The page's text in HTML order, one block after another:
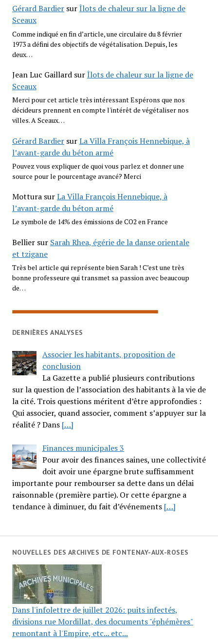
Gérard BardiersurÎlots de chaleur sur la ligne de
Sceaux
Comme indiqué en fin d’article, une circulaire du 8 février
1973 a défini des objectifs de végétalisation. Depuis, les
deux…
Jean Luc GaillardsurÎlots de chaleur sur la ligne de
Sceaux
Merci pour cet article très intéressant Espérons que nos
décideurs prennent en compte l'intérêt de végétaliser nos
villes. A Sceaux…
Gérard BardiersurLa Villa François Hennebique, à
l’avant-garde du béton armé
Pouvez vous expliquer de quoi vous parlez et donner une
source pour le pourcentage avancé? Merci
MotturasurLa Villa François Hennebique, à
l’avant-garde du béton armé
Le symbole de 14% des émissions de CO2 en France
Belliersur Sarah Rhea, égérie de la danse orientale
et tzigane
Très bel article qui représente bien Sarah ! C’est une très
bonne professeure qui transmet sa passion avec beaucoup
de…
DERNIÈRES ANALYSES
Associer les habitants, proposition de
conclusion
La Gazette a publié plusieurs contributions
sur la question de l’association des habitants à la vie de
la cité. Trois questions méritent d’être approfondies :
Qui associer, quand associer, comment s’appuyer sur la
réalité ? Dans […]
Finances municipales 3
Pour avoir des finances saines, une collectivité
doit avoir une épargne brute suffisamment
importante pour rembourser sa dette dans un délai
raisonnable (première partie). Or cette épargne a
tendance à diminuer, du fait d’événements […]
NOUVELLES DES ARCHIVES DE FONTENAY-AUX-ROSES
Dans l'infolettre de juillet 2026: puits infectés,
divisions rue Mordillat, des documents "éphémères"
remontant à l'Empire, etc... etc...